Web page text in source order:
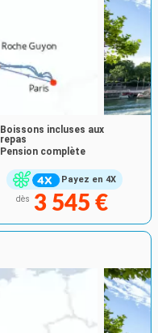
Payez en 4X
Boissons incluses aux
repas
Pension complète
dès 3 545 €